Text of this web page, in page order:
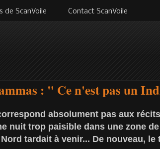
de ScanVoile Contact ScanVoile
: " Ce n'est pas un
absolument pas aux
nuit trop paisible dans une zone
tardait à venir... De nouveau,